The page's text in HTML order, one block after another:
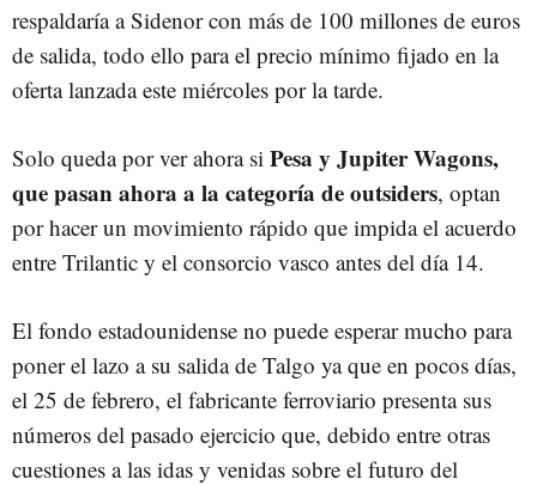
respaldaría a Sidenor con más de 100 millones de euros
de salida, todo ello para el precio mínimo fijado en la
oferta lanzada este miércoles por la tarde.
Solo queda por ver ahora si Pesa y Jupiter Wagons,
que pasan ahora a la categoría de outsiders, optan
por hacer un movimiento rápido que impida el acuerdo
entre Trilantic y el consorcio vasco antes del día 14.
El fondo estadounidense no puede esperar mucho para
poner el lazo a su salida de Talgo ya que en pocos días,
el 25 de febrero, el fabricante ferroviario presenta sus
números del pasado ejercicio que, debido entre otras
cuestiones a las idas y venidas sobre el futuro del